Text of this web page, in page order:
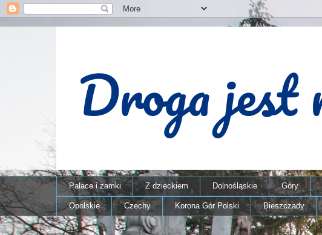
Pałace i zamki Z dzieckiem Dolnośląskie Góry
Opolskie Czechy Korona Gór Polski Bieszczady